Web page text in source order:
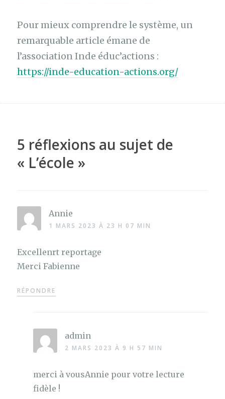
Pour mieux comprendre le système, un
remarquable article émane de
l’association Inde éduc’actions :
https://inde-education-actions.org/
5 réflexions au sujet de
« L’école »
Annie
1 MARS 2023 À 23 H 07 MIN
Excellenrt reportage
Merci Fabienne
RÉPONDRE
admin
2 MARS 2023 À 9 H 57 MIN
merci à vousAnnie pour votre lecture
fidèle !